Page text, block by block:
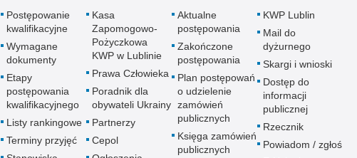
Postępowanie
kwalifikacyjne
Wymagane
dokumenty
Etapy
postępowania
kwalifikacyjnego
Listy rankingowe
Terminy przyjęć
Kasa
Zapomogowo-
Pożyczkowa
KWP w Lublinie
Prawa Człowieka
Poradnik dla
obywateli Ukrainy
Partnerzy
Cepol
Aktualne
postępowania
Zakończone
postępowania
Plan postępowań
o udzielenie
zamówień
publicznych
Księga zamówień
publicznych
KWP Lublin
Mail do
dyżurnego
Skargi i wnioski
Dostęp do
informacji
publicznej
Rzecznik
Powiadom / zgłoś